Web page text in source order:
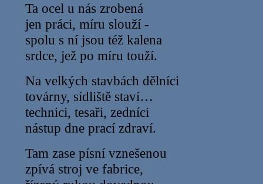
Ta ocel u nás zrobená
jen práci, míru slouží -
spolu s ní jsou též kalena
srdce, jež po míru touží.
Na velkých stavbách dělníci
továrny, sídliště staví…
technici, tesaři, zedníci
nástup dne prací zdraví.
Tam zase písní vznešenou
zpívá stroj ve fabrice,